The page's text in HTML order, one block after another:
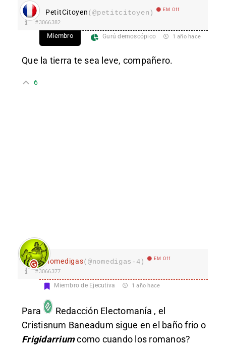
PetitCitoyen(@petitcitoyen) EM Off
#3066382
Miembro Gurú demoscópico 1 año hace
Que la tierra te sea leve, compañero.
6
nomedigas(@nomedigas-4) EM Off
#3066377
Miembro de Ejecutiva 1 año hace
Para Redacción Electomanía , el
Cristisnum Baneadum sigue en el baño frio o
Frigidarriumcomo cuando los romanos?